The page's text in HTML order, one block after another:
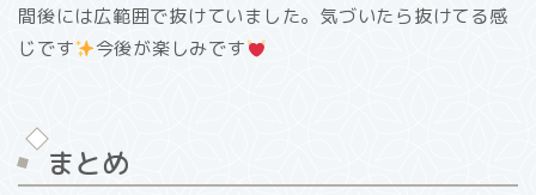
間後には広範囲で抜けていました。気づいたら抜けてる感
じです
今後が楽しみです
まとめ